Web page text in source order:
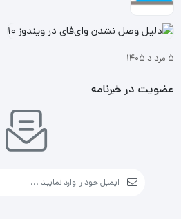
۵ مرداد ۱۴۰۵
عضویت در خبرنامه